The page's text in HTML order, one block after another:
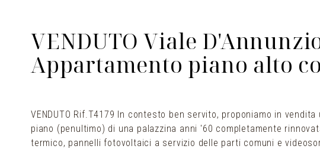
VENDUTO Viale
Appartamento piano alto
VENDUTO Rif.T4179 In contesto ben servito, proponiamo in
piano (penultimo) di una palazzina anni '60 completamente
termico, pannelli fotovoltaici a servizio delle parti comuni e